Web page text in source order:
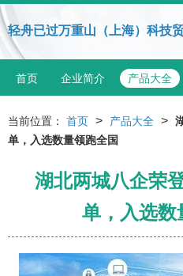
轻舟已过万重山（上海）科技
首页 企业简介 产品大全
当前位置： 首页 > 产品大全 >
单，入选数量领跑全国
湖北两城八企荣
单，入选数